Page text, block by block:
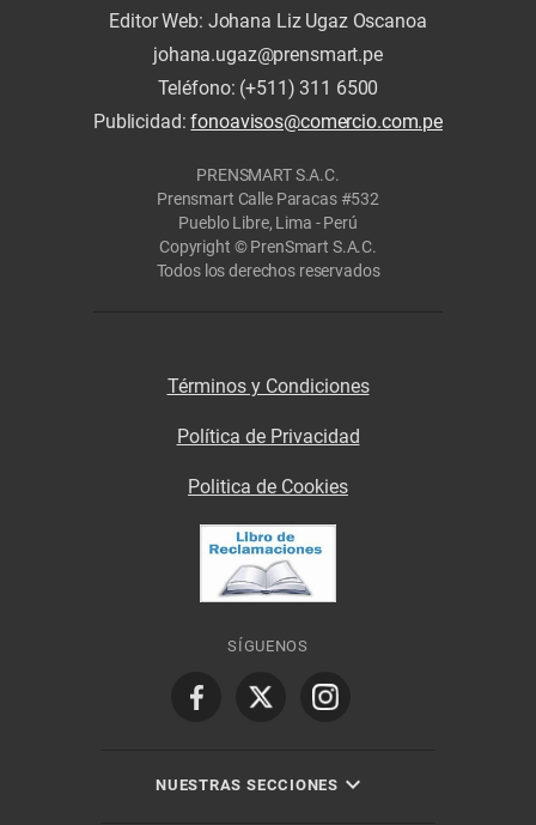
Editor Web: Johana Liz Ugaz Oscanoa
johana.ugaz@prensmart.pe
Teléfono: (+511) 311 6500
Publicidad:fonoavisos@comercio.com.pe
PRENSMART S.A.C.
Prensmart Calle Paracas #532
Pueblo Libre, Lima - Perú
Copyright © PrenSmart S.A.C.
Todos los derechos reservados
Términos y Condiciones
Política de Privacidad
Politica de Cookies
SÍGUENOS
NUESTRAS SECCIONES